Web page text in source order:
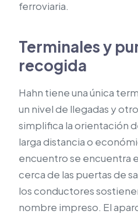
ferroviaria.
Terminales y
recogida
Hahn tiene una única
un nivel de llegadas y
simplifica la orientación
larga distancia o
encuentro se encuentra
cerca de las puertas de
los conductores
nombre impreso. El